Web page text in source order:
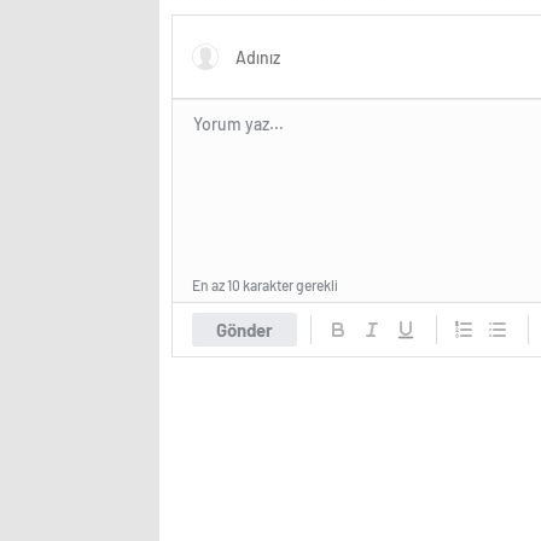
görüntülendi
Gönder
En az 10 karakter gerekli